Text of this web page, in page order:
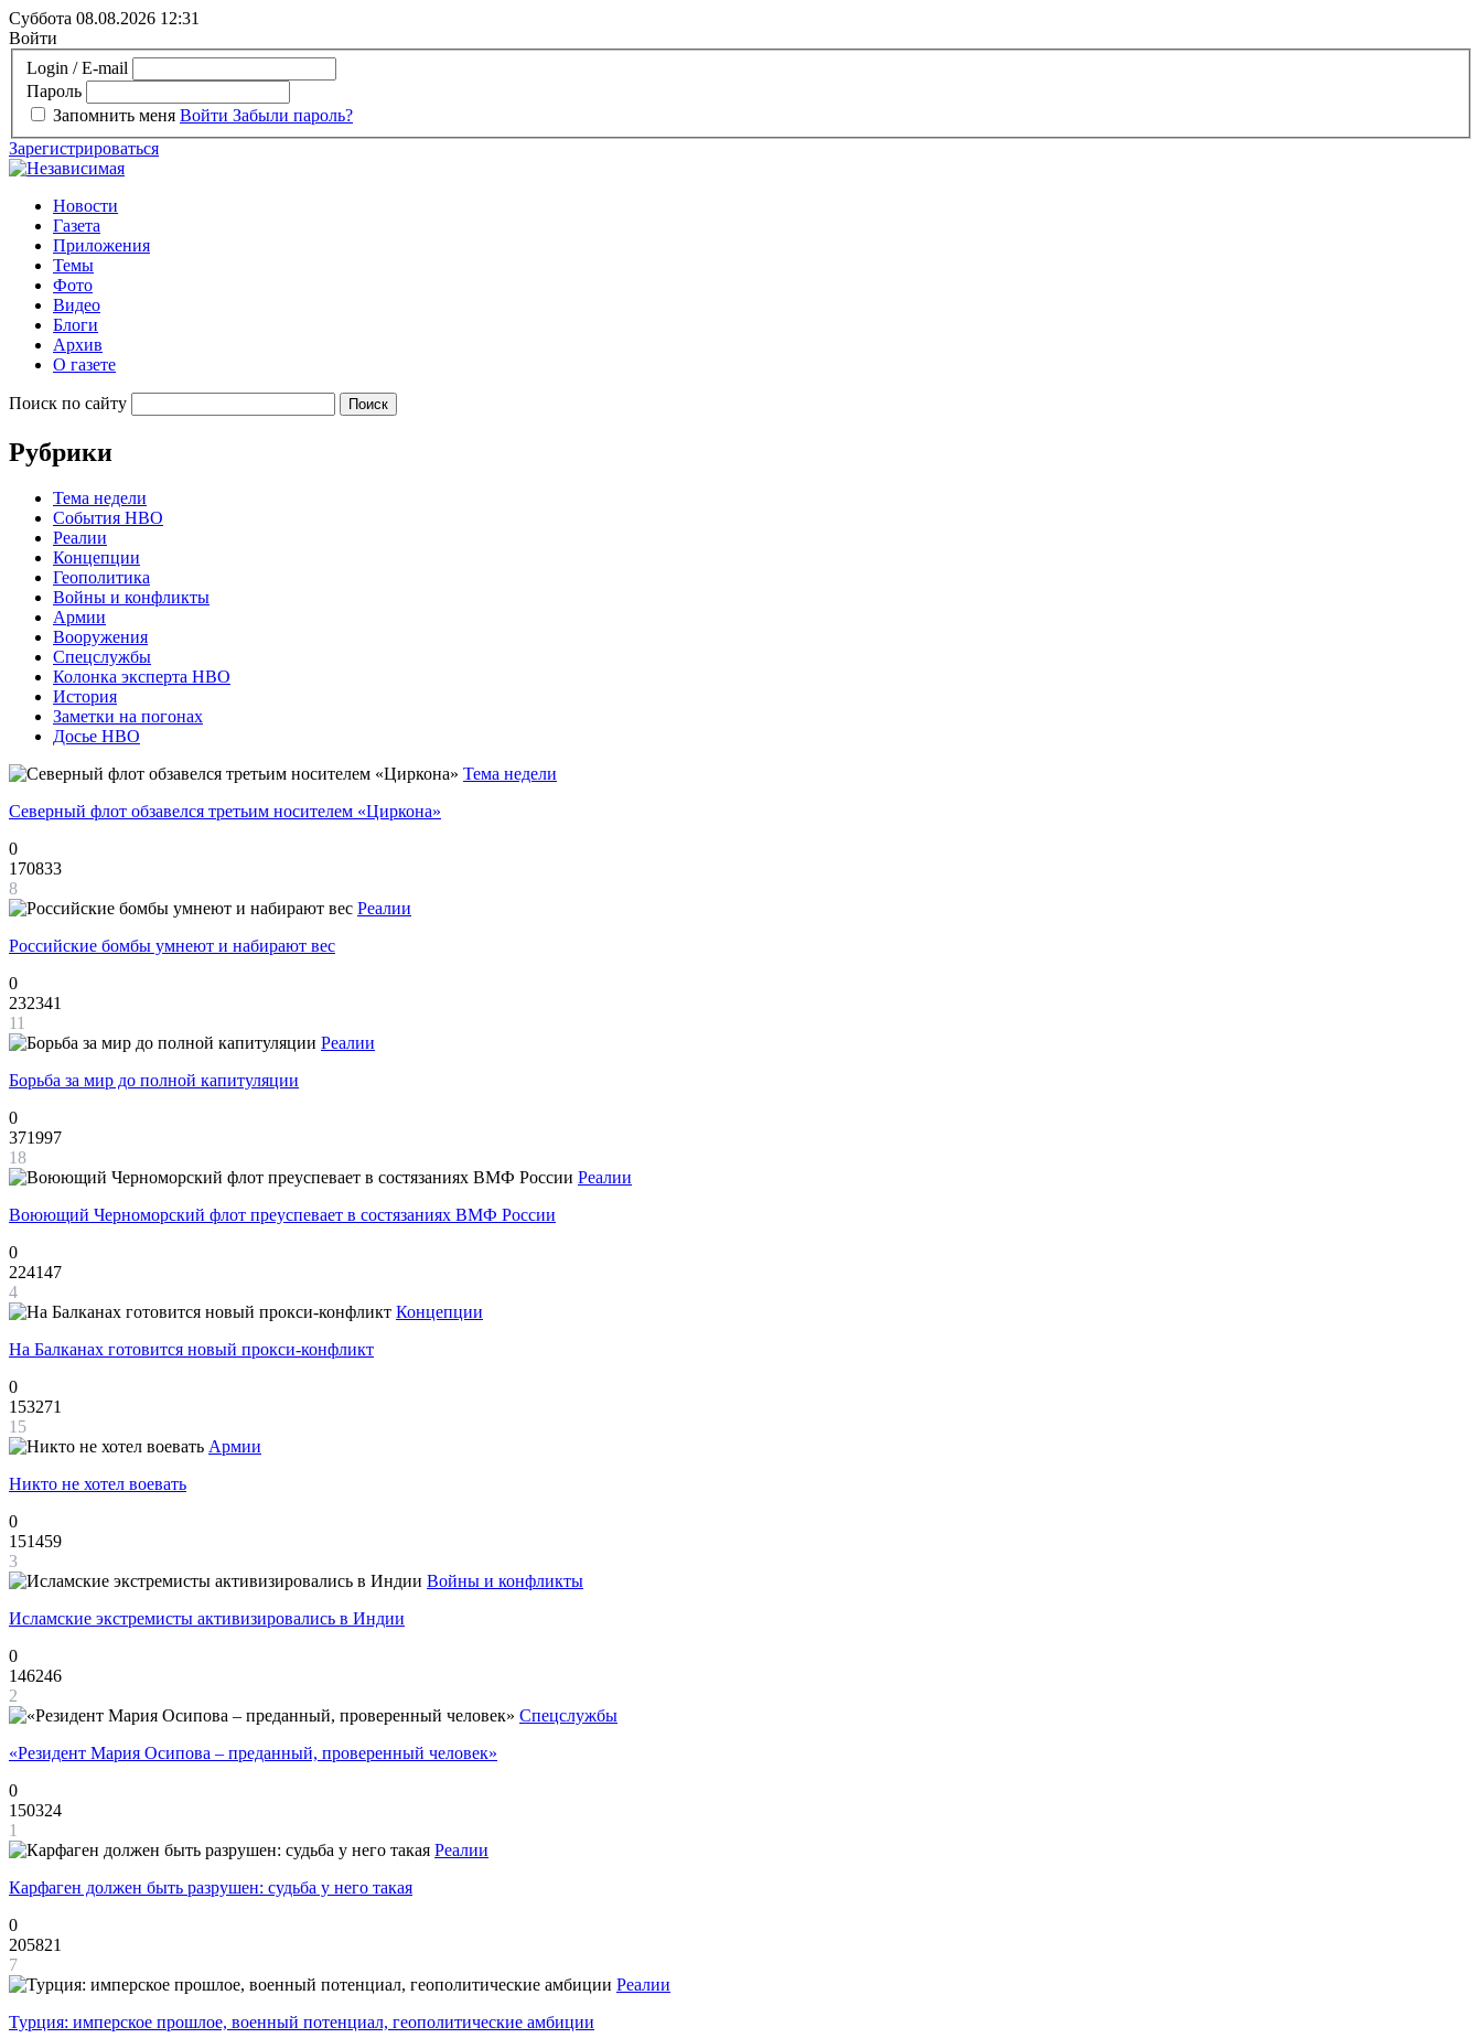
Суббота 08.08.2026 12:31
Войти
Login / E-mail
Пароль
Запомнить меня Войти Забыли пароль?
Зарегистрироваться
Новости
Газета
Приложения
Темы
Фото
Видео
Блоги
Архив
О газете
Поиск по сайту
Рубрики
Тема недели
События НВО
Реалии
Концепции
Геополитика
Войны и конфликты
Армии
Вооружения
Спецслужбы
Колонка эксперта НВО
История
Заметки на погонах
Досье НВО
Тема недели
Северный флот обзавелся третьим носителем «Циркона»
0
170833
8
Реалии
Российские бомбы умнеют и набирают вес
0
232341
11
Реалии
Борьба за мир до полной капитуляции
0
371997
18
Реалии
Воюющий Черноморский флот преуспевает в состязаниях ВМФ России
0
224147
4
Концепции
На Балканах готовится новый прокси-конфликт
0
153271
15
Армии
Никто не хотел воевать
0
151459
3
Войны и конфликты
Исламские экстремисты активизировались в Индии
0
146246
2
Спецслужбы
«Резидент Мария Осипова – преданный, проверенный человек»
0
150324
1
Реалии
Карфаген должен быть разрушен: судьба у него такая
0
205821
7
Реалии
Турция: имперское прошлое, военный потенциал, геополитические амбиции